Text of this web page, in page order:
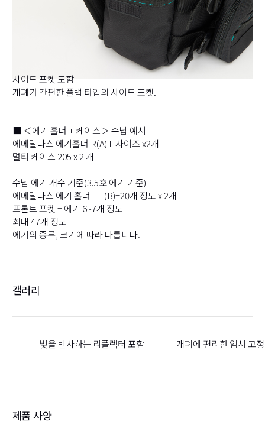
사이드 포켓 포함
개폐가 간편한 플랩 타입의 사이드 포켓.
■ ＜에기 홀더 + 케이스＞ 수납 예시
에메랄다스 에기홀더 R(A) L 사이즈 x2개
멀티 케이스 205 x 2 개
수납 에기 개수 기준(3.5호 에기 기준)
에메랄다스 에기 홀더 T L(B)=20개 정도 x 2개
프론트 포켓 = 에기 6~7개 정도
최대 47개 정도
에기의 종류, 크기에 따라 다릅니다.
갤러리
빛을 반사하는 리플렉터 포함 개폐에 편리한 임시 고
제품 사양